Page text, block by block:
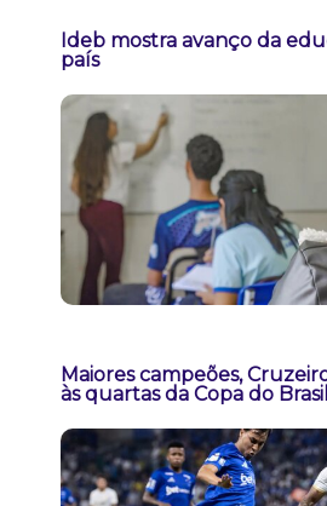
Ideb mostra avanço da
país
Maiores campeões,
às quartas da Copa do Brasil